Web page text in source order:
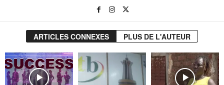
ARTICLES CONNEXES PLUS DE L'AUTEUR